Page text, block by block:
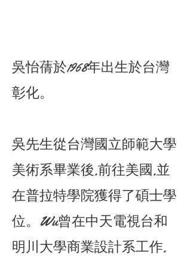
吳怡蒨於1968年出生於台灣
彰化。
吳先生從台灣國立師範大學
美術系畢業後,前往美國,並
在普拉特學院獲得了碩士學
位。Wu曾在中天電視台和
明川大學商業設計系工作,